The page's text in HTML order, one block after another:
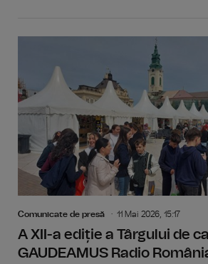
Comunicate de presă 11 Mai 2026, 15:17
A XII-a ediție a Târgului de
GAUDEAMUS Radio